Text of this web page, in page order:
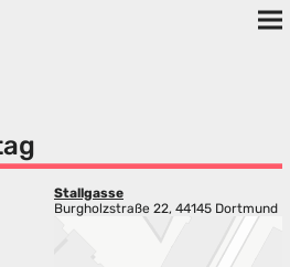
Stallgasse
Burgholzstraße 22, 44145 Dortmund